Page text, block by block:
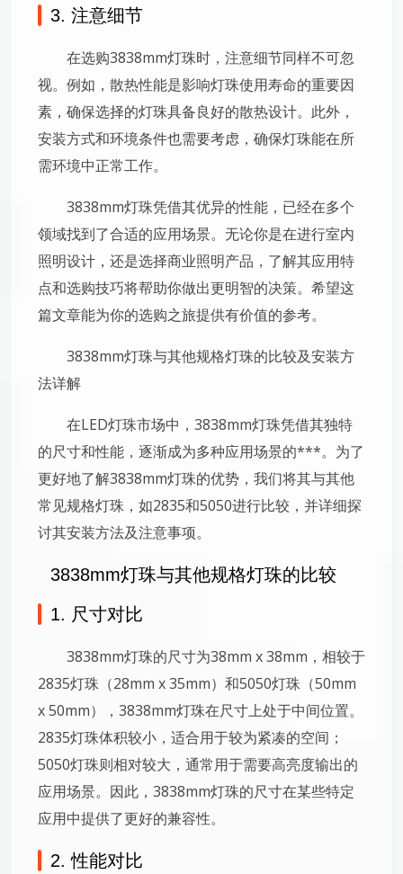
3. 注意细节
在选购3838mm灯珠时，注意细节同样不可忽
视。例如，散热性能是影响灯珠使用寿命的重要因
素，确保选择的灯珠具备良好的散热设计。此外，
安装方式和环境条件也需要考虑，确保灯珠能在所
需环境中正常工作。
3838mm灯珠凭借其优异的性能，已经在多个
领域找到了合适的应用场景。无论你是在进行室内
照明设计，还是选择商业照明产品，了解其应用特
点和选购技巧将帮助你做出更明智的决策。希望这
篇文章能为你的选购之旅提供有价值的参考。
3838mm灯珠与其他规格灯珠的比较及安装方
法详解
在LED灯珠市场中，3838mm灯珠凭借其独特
的尺寸和性能，逐渐成为多种应用场景的***。为了
更好地了解3838mm灯珠的优势，我们将其与其他
常见规格灯珠，如2835和5050进行比较，并详细探
讨其安装方法及注意事项。
3838mm灯珠与其他规格灯珠的比较
1. 尺寸对比
3838mm灯珠的尺寸为38mm x 38mm，相较于
2835灯珠（28mm x 35mm）和5050灯珠（50mm
x 50mm），3838mm灯珠在尺寸上处于中间位置。
2835灯珠体积较小，适合用于较为紧凑的空间；
5050灯珠则相对较大，通常用于需要高亮度输出的
应用场景。因此，3838mm灯珠的尺寸在某些特定
应用中提供了更好的兼容性。
2. 性能对比